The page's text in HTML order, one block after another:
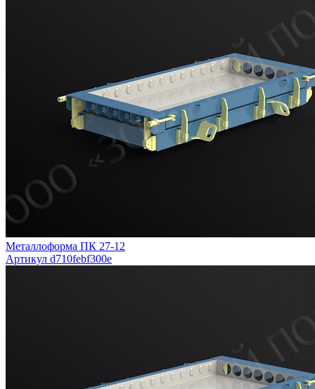
Металлоформа ПК 27-12
Артикул d710febf300e